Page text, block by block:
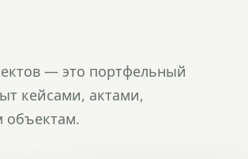
— это портфельный
кейсами, актами,
объектам.